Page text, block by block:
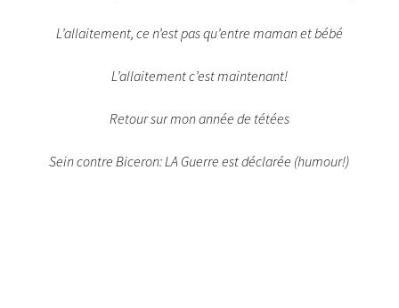
L’allaitement, ce n’est pas qu’entre maman et bébé
L’allaitement c’est maintenant!
Retour sur mon année de tétées
Sein contre Biceron: LA Guerre est déclarée (humour!)